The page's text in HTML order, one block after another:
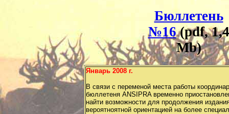
Бюллетень
№16(pdf, 1,4
Mb)
Январь 2008 г.
В связи с переменой места работы
бюллетеня ANSIPRA временно
найти возможности для продолжения
вероятноятной ориентацией на более